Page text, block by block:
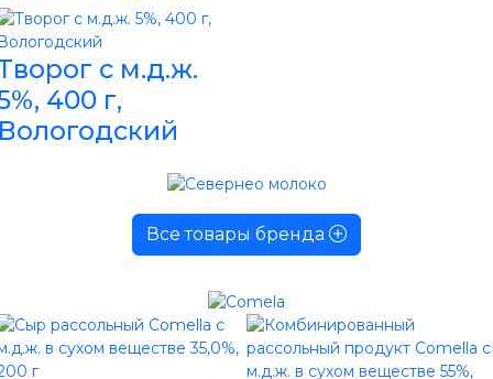
с м.д.ж.
400 г,
Все товары бренда